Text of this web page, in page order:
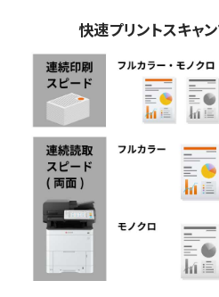
快速プリントスキャ